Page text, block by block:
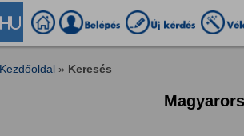
Kezdőoldal » Keresés